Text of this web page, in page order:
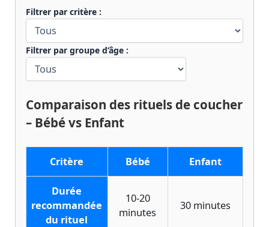
Filtrer par critère :
Filtrer par groupe d’âge :
Comparaison des rituels de coucher
– Bébé vs Enfant
Critère Bébé Enfant
Durée
recommandée
du rituel
10-20
minutes
30 minutes